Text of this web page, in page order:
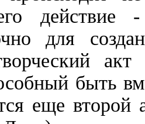
для
акт
быть
еще второй